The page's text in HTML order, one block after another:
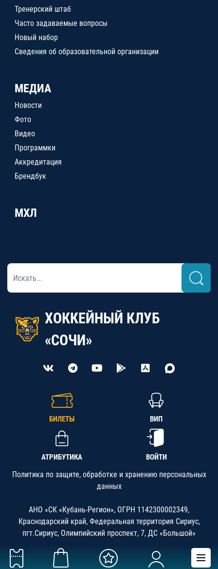
Тренерский штаб
Часто задаваемые вопросы
Новый набор
Сведения об образовательной организации
МЕДИА
Новости
Фото
Видео
Программки
Аккредитация
Брендбук
МХЛ
ХОККЕЙНЫЙ КЛУБ
«СОЧИ»
БИЛЕТЫ ВИП
АТРИБУТИКА ВОЙТИ
Политика по защите, обработке и хранению персональных
данных
АНО «СК «Кубань-Регион», ОГРН 1142300002349,
Краснодарский край, Федеральная территория Сириус,
пгт.Сириус, Олимпийский проспект, 7, ДС «Большой»